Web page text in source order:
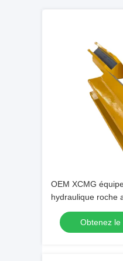
OEM XCMG
hydraulique roche
d'outil de forage
413480377Obtenez le